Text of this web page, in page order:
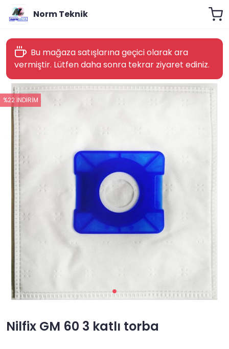
Norm Teknik
Bu mağaza satışlarına geçici olarak ara
vermiştir. Lütfen daha sonra tekrar ziyaret ediniz.
%22 İNDİRİM
Nilfix GM 60 3 katlı torba